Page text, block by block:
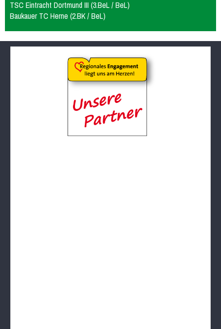
TSC Eintracht Dortmund III (3.BeL / BeL)
Baukauer TC Herne (2.BK / BeL)